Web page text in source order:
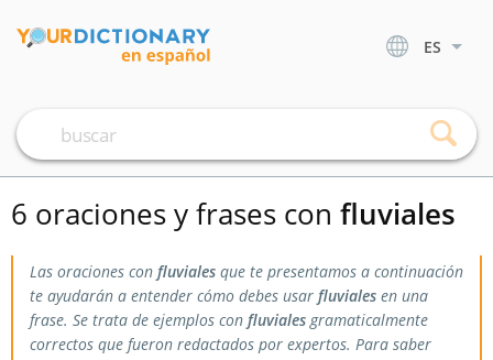
ES
6 oraciones y frases con fluviales
Las oraciones con fluviales que te presentamos a continuación
te ayudarán a entender cómo debes usar fluviales en una
frase. Se trata de ejemplos con fluvialesgramaticalmente
correctos que fueron redactados por expertos. Para saber